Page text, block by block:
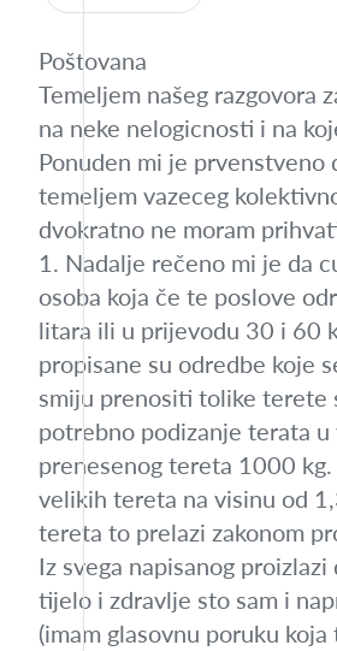
Poštovana
Temeljem našeg razgovora
na neke nelogicnosti i na
Ponuden mi je prvenstveno
temeljem vazeceg
dvokratno ne moram
1. Nadalje rečeno mi je da
osoba koja če te poslove
litara ili u prijevodu 30 i 60
propisane su odredbe koje
smiju prenositi tolike terete
potrebno podizanje terata
prenesenog tereta 1000
velikih tereta na visinu od
tereta to prelazi zakonom
Iz svega napisanog
tijelo i zdravlje sto sam i
(imam glasovnu poruku